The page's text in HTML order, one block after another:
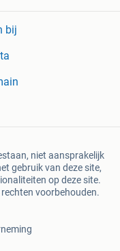
bij
niet aansprakelijk
gebruik van deze site,
op deze site.
voorbehouden.